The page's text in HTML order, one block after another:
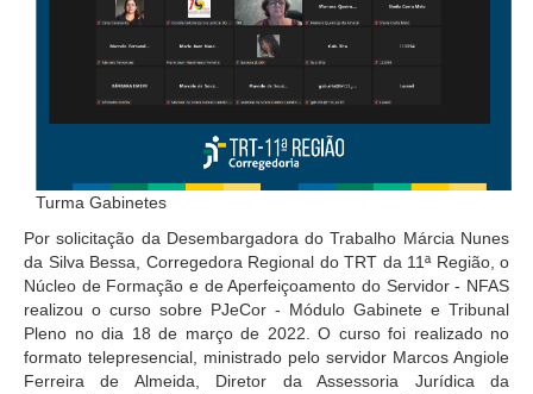
Juízes Substitutos
Diretores
Comitês
Comitê Gestor Regional do PJe
Comitê Gestor Regional do e-Gestão e de Tabelas
Processuais Unificadas
Comitê do Datajud
Comissão Regional de Pesquisa Judiciária e Ciência de
Comissão de Ética
Comitê de Priorização do Primeiro Grau
Turma Gabinetes
Por solicitação da Desembargadora do Trabalho Márcia Nunes
da Silva Bessa, Corregedora Regional do TRT da 11ª Região, o
Núcleo de Formação e de Aperfeiçoamento do Servidor - NFAS
realizou o curso sobre PJeCor - Módulo Gabinete e Tribunal
Pleno no dia 18 de março de 2022. O curso foi realizado no
formato telepresencial, ministrado pelo servidor Marcos Angiole
Ferreira de Almeida, Diretor da Assessoria Jurídica da